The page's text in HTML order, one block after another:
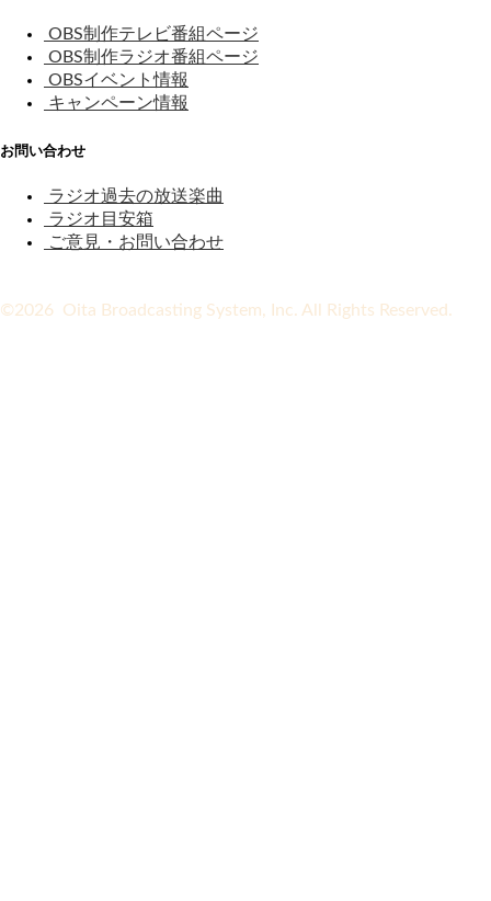
OBS制作テレビ番組ページ
OBS制作ラジオ番組ページ
OBSイベント情報
キャンペーン情報
お問い合わせ
ラジオ過去の放送楽曲
ラジオ目安箱
ご意見・お問い合わせ
©2026 Oita Broadcasting System, Inc. All Rights Reserved.